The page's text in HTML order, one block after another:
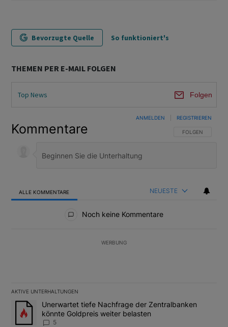
Bevorzugte Quelle So funktioniert's
THEMEN PER E-MAIL FOLGEN
Top News Folgen
Kommentare FOLGE DIESER
FOLGEN
ANMELDEN REGISTRIEREN
ALLE KOMMENTARE NEUESTE
Noch keine Kommentare
WERBUNG
AKTIVE UNTERHALTUNGEN
Das Folgende ist eine Liste der am meisten kommentierten
Ein Trendartikel mit dem Titel "Unerwartet tiefe Nachfrage der
Unerwartet tiefe Nachfrage der Zentralbanken
könnte Goldpreis weiter belasten
5